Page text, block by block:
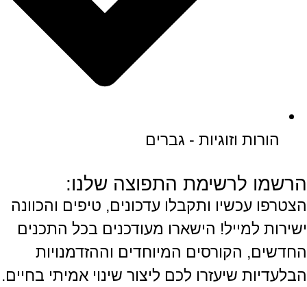
הורות וזוגיות - גברים
הרשמו לרשימת התפוצה שלנו:
הצטרפו עכשיו ותקבלו עדכונים, טיפים והכוונה
ישירות למייל! הישארו מעודכנים בכל התכנים
החדשים, הקורסים המיוחדים וההזדמנויות
הבלעדיות שיעזרו לכם ליצור שינוי אמיתי בחיים.